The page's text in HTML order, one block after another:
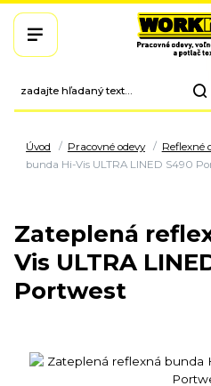
Úvod Pracovné odevy Reflexné
bunda Hi-Vis ULTRA LINED S490
Zateplená
Vis ULTRA
Portwest